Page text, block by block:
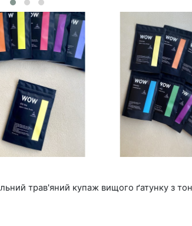
трав'яний купаж вищого ґатунку з